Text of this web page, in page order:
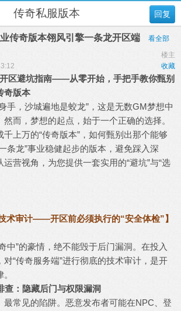
回复
传奇私服版本
传奇版本翎风引擎一条龙开区端 看全部
楼主
收藏
开区避坑指南——从零开始，手把手教你甄别
奇版本
手，沙城遍地是蛟龙”，这是无数GM梦想中
然而，梦想的起点，始于一个正确的选择。
千上万的“传奇版本”，如何甄别出那个能够
条龙”事业稳健起步的版本，避免踩入深
运营视角，为您提供一套实用的“避坑”与“选
术审计——开区前必须执行的“安全体检”】
中”的豪情，绝不能毁于后门漏洞。在投入
对“传奇服务端”进行彻底的技术审计，是开
查：隐藏后门与权限漏洞
最常见的陷阱。恶意发布者可能在NPC、登